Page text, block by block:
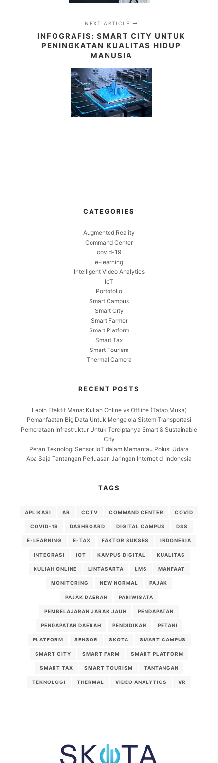
NEXT ARTICLE
INFOGRAFIS: SMART CITY UNTUK
PENINGKATAN KUALITAS HIDUP
MANUSIA
CATEGORIES
Augmented Reality
Command Center
covid-19
e-learning
Intelligent Video Analytics
IoT
Portofolio
Smart Campus
Smart City
Smart Farmer
Smart Platform
Smart Tax
Smart Tourism
Thermal Camera
RECENT POSTS
Lebih Efektif Mana: Kuliah Online vs Offline (Tatap Muka)
Pemanfaatan Big Data Untuk Mengelola Sistem Transportasi
Pemerataan Infrastruktur Untuk Terciptanya Smart & Sustainable
City
Peran Teknologi Sensor IoT dalam Memantau Polusi Udara
Apa Saja Tantangan Perluasan Jaringan Internet di Indonesia
TAGS
APLIKASI AR CCTV COMMAND CENTER COVID
COVID-19 DASHBOARD DIGITAL CAMPUS DSS
E-LEARNING E-TAX FAKTOR SUKSES INDONESIA
INTEGRASI IOT KAMPUS DIGITAL KUALITAS
KULIAH ONLINE LINTASARTA LMS MANFAAT
MONITORING NEW NORMAL PAJAK
PAJAK DAERAH PARIWISATA
PEMBELAJARAN JARAK JAUH PENDAPATAN
PENDAPATAN DAERAH PENDIDIKAN PETANI
PLATFORM SENSOR SKOTA SMART CAMPUS
SMART CITY SMART FARM SMART PLATFORM
SMART TAX SMART TOURISM TANTANGAN
TEKNOLOGI THERMAL VIDEO ANALYTICS VR